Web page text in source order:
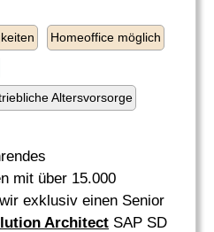
Homeoffice möglich
Altersvorsorge
mit über 15.000
exklusiv einen Senior
Architect SAP SD